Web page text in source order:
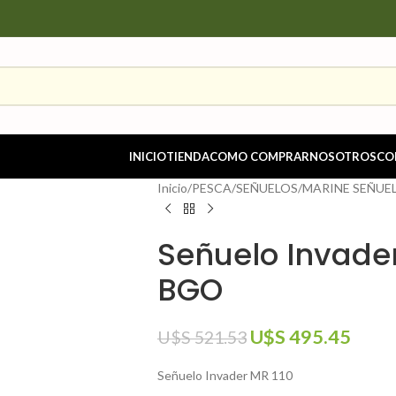
INICIOTIENDACOMO COMPRARNOSOTROS
Inicio/PESCA/SEÑUELOS/MARINE
Señuelo
BGO
U$S521.53 U$S495.45
Señuelo Invader MR 110